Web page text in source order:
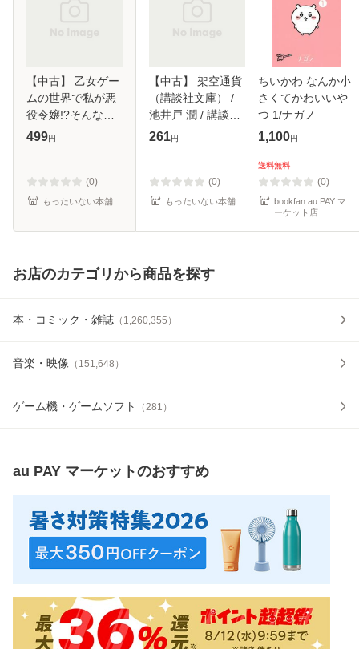
【中古】 乙女ゲー
ムの世界で私が悪
役令嬢!?そんなの
お断りです! 1 (フ
KADOKAWA [コミ
ック]【メール
499円
(0)
もったいない本舗
【中古】 架空通貨
（講談社文庫） /
池井戸 潤 / 講談社
[文庫]【メール便送
261円
(0)
もったいない本舗
ちいかわ なんか小
さくてかわいいや
つ 1/ナガノ
1,100円
送料無料
(0)
bookfan au PAY マ
ーケット店
お店のカテゴリから商品を探す
本・コミック・雑誌 （ 1,260,355 ）
音楽・映像 （ 151,648 ）
ゲーム機・ゲームソフト （281 ）
au PAY マーケットのおすすめ